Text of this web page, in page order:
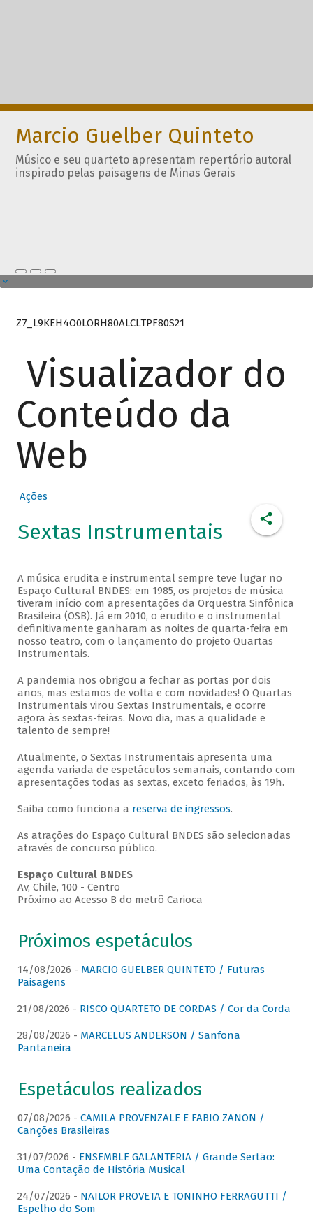
Marcio Guelber Quinteto
Músico e seu quarteto apresentam repertório autoral
inspirado pelas paisagens de Minas Gerais
Z7_L9KEH4O0LORH80ALCLTPF80S21
Visualizador do
Conteúdo da
Web
Ações
Sextas Instrumentais
A música erudita e instrumental sempre teve lugar no
Espaço Cultural BNDES: em 1985, os projetos de música
tiveram início com apresentações da Orquestra Sinfônica
Brasileira (OSB). Já em 2010, o erudito e o instrumental
definitivamente ganharam as noites de quarta-feira em
nosso teatro, com o lançamento do projeto Quartas
Instrumentais.
A pandemia nos obrigou a fechar as portas por dois
anos, mas estamos de volta e com novidades! O Quartas
Instrumentais virou Sextas Instrumentais, e ocorre
agora às sextas-feiras. Novo dia, mas a qualidade e
talento de sempre!
Atualmente, o Sextas Instrumentais apresenta uma
agenda variada de espetáculos semanais, contando com
apresentações todas as sextas, exceto feriados, às 19h.
Saiba como funciona a reserva de ingressos.
As atrações do Espaço Cultural BNDES são selecionadas
através de concurso público.
Espaço Cultural BNDES
Av, Chile, 100 - Centro
Próximo ao Acesso B do metrô Carioca
Próximos espetáculos
14/08/2026 - MARCIO GUELBER QUINTETO / Futuras
Paisagens
21/08/2026 - RISCO QUARTETO DE CORDAS / Cor da Corda
28/08/2026 - MARCELUS ANDERSON / Sanfona
Pantaneira
Espetáculos realizados
07/08/2026 - CAMILA PROVENZALE E FABIO ZANON /
Canções Brasileiras
31/07/2026 - ENSEMBLE GALANTERIA / Grande Sertão:
Uma Contação de História Musical
24/07/2026 - NAILOR PROVETA E TONINHO FERRAGUTTI /
Espelho do Som